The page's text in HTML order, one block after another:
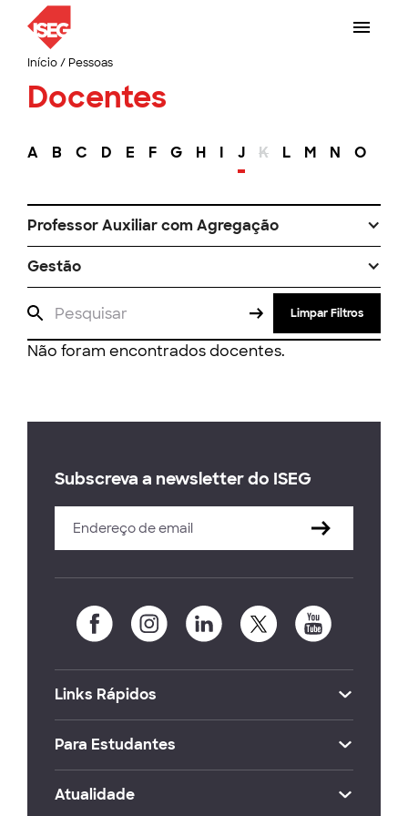
Início/ Pessoas
Docentes
A B C D E F G H I J K L M N O
Professor Auxiliar com Agregação
Gestão
Limpar Filtros
Não foram encontrados docentes.
Subscreva a newsletter do ISEG
Links Rápidos
Para Estudantes
Atualidade